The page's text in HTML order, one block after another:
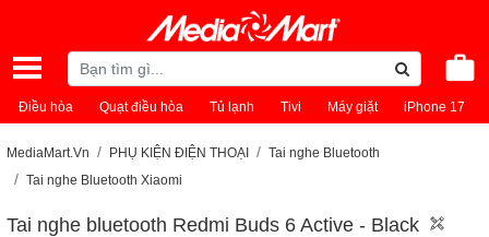
Điều hòa Quạt điều hòa Tủ lạnh Tivi Máy giặt iPhone 17
MediaMart.Vn PHỤ KIỆN ĐIỆN THOẠI
Tai nghe Bluetooth
Tai nghe Bluetooth Xiaomi
Tai nghe bluetooth Redmi Buds 6 Active - Black